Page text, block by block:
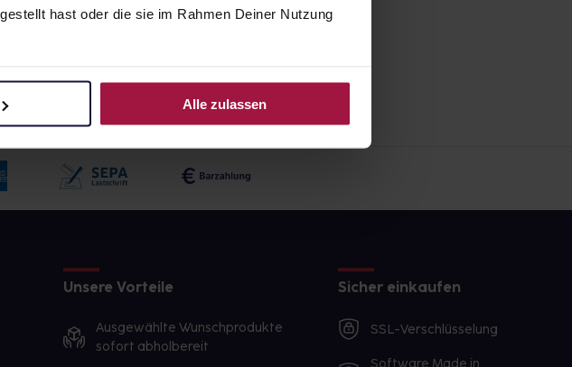
hast oder die sie im Rahmen Deiner Nutzung
Alle zulassen
Unsere Vorteile
Ausgewählte Wunschprodukte
sofort abholbereit
Sicher einkaufen
SSL-Verschlüsselung
Software Made in